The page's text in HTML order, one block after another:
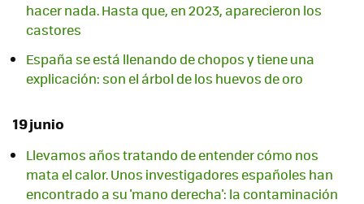
hacer nada. Hasta que, en 2023, aparecieron los
castores
España se está llenando de chopos y tiene una
explicación: son el árbol de los huevos de oro
19 junio
Llevamos años tratando de entender cómo nos
mata el calor. Unos investigadores españoles han
encontrado a su 'mano derecha': la contaminación